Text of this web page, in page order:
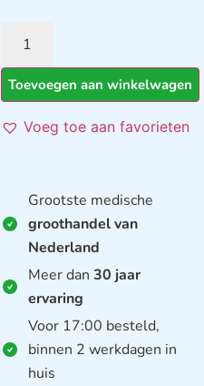
Toevoegen aan winkelwagen
Voeg toe aan favorieten
Grootste medische
groothandel van
Nederland
Meer dan 30 jaar
ervaring
Voor 17:00 besteld,
binnen 2 werkdagen in
huis